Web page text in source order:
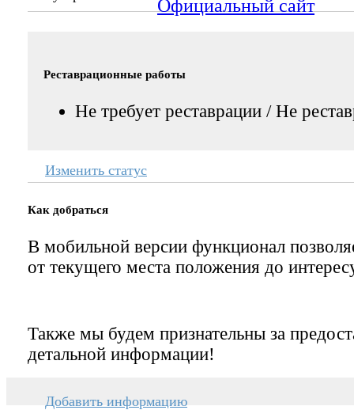
Официальный сайт
Реставрационные работы
Не требует реставрации / Не
Изменить статус
Как добраться
В мобильной версии функционал
от текущего места положения до
Также мы будем признательны за
детальной информации!
Добавить информацию